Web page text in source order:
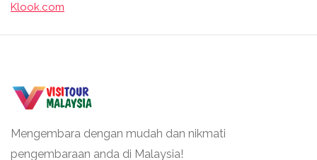
Klook.com
Mengembara dengan mudah dan nikmati
pengembaraan anda di Malaysia!